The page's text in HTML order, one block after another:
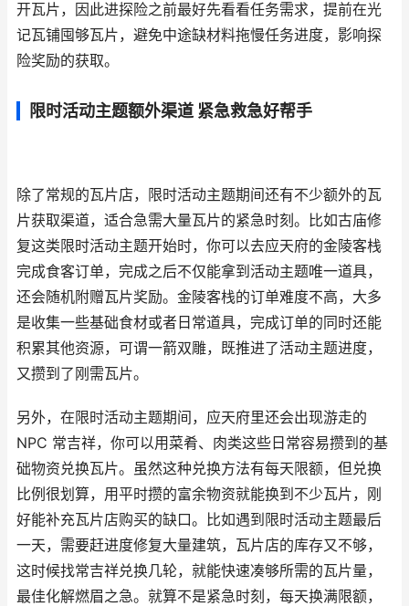
开瓦片，因此进探险之前最好先看看任务需求，提前在光
记瓦铺囤够瓦片，避免中途缺材料拖慢任务进度，影响探
险奖励的获取。
限时活动主题额外渠道 紧急救急好帮手
除了常规的瓦片店，限时活动主题期间还有不少额外的瓦
片获取渠道，适合急需大量瓦片的紧急时刻。比如古庙修
复这类限时活动主题开始时，你可以去应天府的金陵客栈
完成食客订单，完成之后不仅能拿到活动主题唯一道具，
还会随机附赠瓦片奖励。金陵客栈的订单难度不高，大多
是收集一些基础食材或者日常道具，完成订单的同时还能
积累其他资源，可谓一箭双雕，既推进了活动主题进度，
又攒到了刚需瓦片。
另外，在限时活动主题期间，应天府里还会出现游走的
NPC 常吉祥，你可以用菜肴、肉类这些日常容易攒到的基
础物资兑换瓦片。虽然这种兑换方法有每天限额，但兑换
比例很划算，用平时攒的富余物资就能换到不少瓦片，刚
好能补充瓦片店购买的缺口。比如遇到限时活动主题最后
一天，需要赶进度修复大量建筑，瓦片店的库存又不够，
这时候找常吉祥兑换几轮，就能快速凑够所需的瓦片量，
最佳化解燃眉之急。就算不是紧急时刻，每天换满限额，